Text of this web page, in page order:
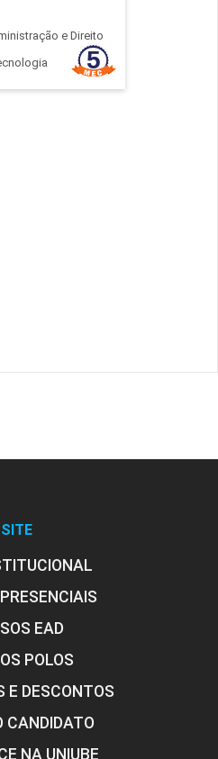
e Direito
SITE
EAD
POLOS
E DESCONTOS
CANDIDATO
NA UNIUBE